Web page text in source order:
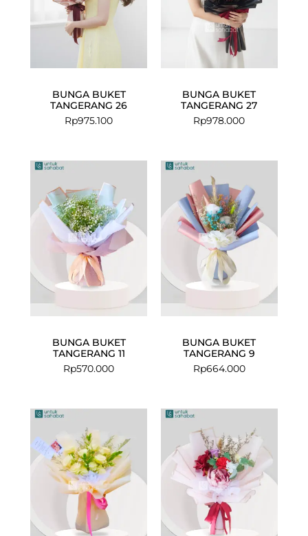
BUNGA BUKET
TANGERANG 26
Rp975.100
BUNGA BUKET
TANGERANG 27
Rp978.000
BUNGA BUKET
TANGERANG 11
Rp570.000
BUNGA BUKET
TANGERANG 9
Rp664.000